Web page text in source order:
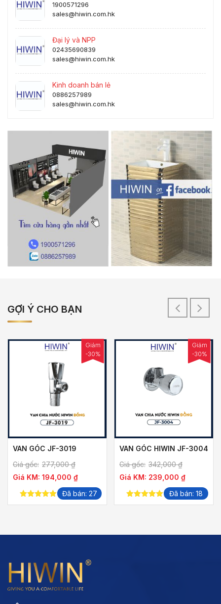
1900571296
sales@hiwin.com.hk
Đại lý và NPP
02435690839
sales@hiwin.com.hk
Kinh doanh bán lẻ
0886257989
sales@hiwin.com.hk
GỢI Ý CHO BẠN
VAN GÓC JF-3019
Giá gốc: 277,000₫
Giá KM: 194,000 ₫
Giảm
-30%
5.00out of
Đã bán: 27
VAN GÓC HIWIN JF-3004
Giá gốc: 342,000₫
Giá KM: 239,000 ₫
Giảm
-30%
5.00out of
Đã bán: 18